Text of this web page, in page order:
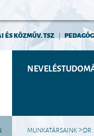
ÉS KÖZMŰV. TSZ |
MUNKATÁRSAINK>